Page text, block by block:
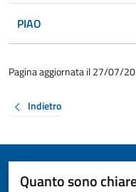
PIAO
Pagina aggiornata il 27/07/
Indietro
Quanto sono